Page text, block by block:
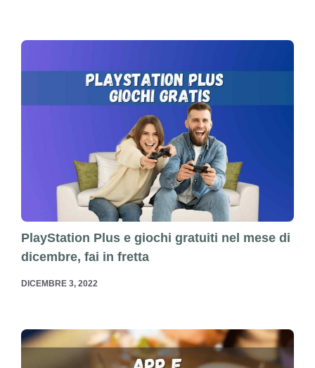
PlayStation Plus e giochi gratuiti nel mese di
dicembre, fai in fretta
DICEMBRE 3, 2022